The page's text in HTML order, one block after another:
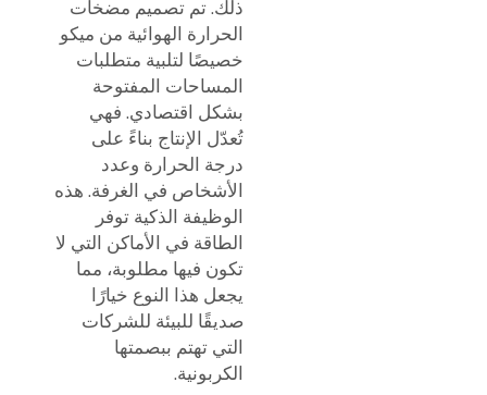
ذلك. تم تصميم مضخات
الحرارة الهوائية من ميكو
خصيصًا لتلبية متطلبات
المساحات المفتوحة
بشكل اقتصادي. فهي
تُعدّل الإنتاج بناءً على
درجة الحرارة وعدد
الأشخاص في الغرفة. هذه
الوظيفة الذكية توفر
الطاقة في الأماكن التي لا
تكون فيها مطلوبة، مما
يجعل هذا النوع خيارًا
صديقًا للبيئة للشركات
التي تهتم ببصمتها
الكربونية.